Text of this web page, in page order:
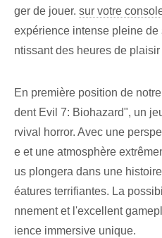
ger de jouer. sur votre
expérience intense pleine de
ntissant des heures de
En première position de
dent Evil 7: Biohazard", un
rvival horror. Avec une
e et une atmosphère
us plongera dans une
éatures terrifiantes. La
nnement et l'excellent
ience immersive unique.